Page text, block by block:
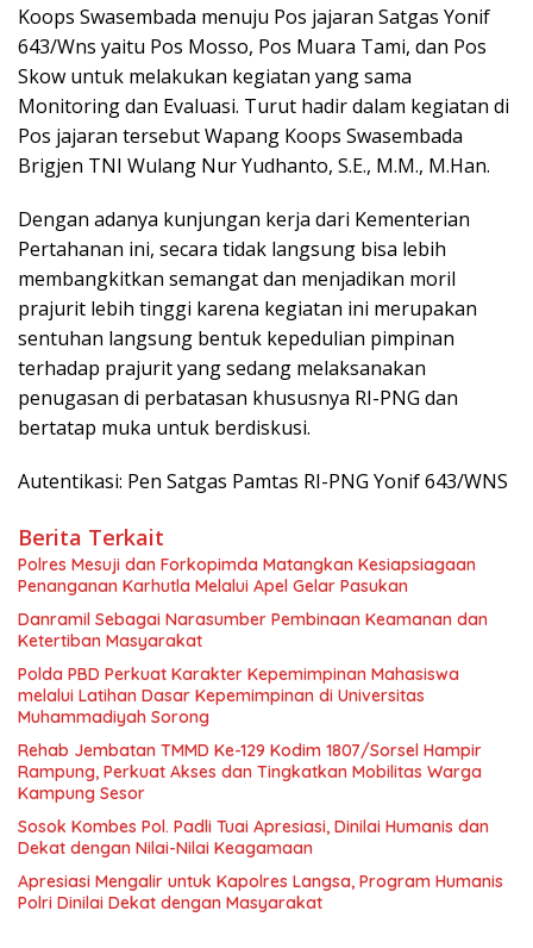
Koops Swasembada menuju Pos jajaran Satgas Yonif
643/Wns yaitu Pos Mosso, Pos Muara Tami, dan Pos
Skow untuk melakukan kegiatan yang sama
Monitoring dan Evaluasi. Turut hadir dalam kegiatan di
Pos jajaran tersebut Wapang Koops Swasembada
Brigjen TNI Wulang Nur Yudhanto, S.E., M.M., M.Han.
Dengan adanya kunjungan kerja dari Kementerian
Pertahanan ini, secara tidak langsung bisa lebih
membangkitkan semangat dan menjadikan moril
prajurit lebih tinggi karena kegiatan ini merupakan
sentuhan langsung bentuk kepedulian pimpinan
terhadap prajurit yang sedang melaksanakan
penugasan di perbatasan khususnya RI-PNG dan
bertatap muka untuk berdiskusi.
Autentikasi: Pen Satgas Pamtas RI-PNG Yonif 643/WNS
Berita Terkait
Polres Mesuji dan Forkopimda Matangkan Kesiapsiagaan
Penanganan Karhutla Melalui Apel Gelar Pasukan
Danramil Sebagai Narasumber Pembinaan Keamanan dan
Ketertiban Masyarakat
Polda PBD Perkuat Karakter Kepemimpinan Mahasiswa
melalui Latihan Dasar Kepemimpinan di Universitas
Muhammadiyah Sorong
Rehab Jembatan TMMD Ke-129 Kodim 1807/Sorsel Hampir
Rampung, Perkuat Akses dan Tingkatkan Mobilitas Warga
Kampung Sesor
Sosok Kombes Pol. Padli Tuai Apresiasi, Dinilai Humanis dan
Dekat dengan Nilai-Nilai Keagamaan
Apresiasi Mengalir untuk Kapolres Langsa, Program Humanis
Polri Dinilai Dekat dengan Masyarakat